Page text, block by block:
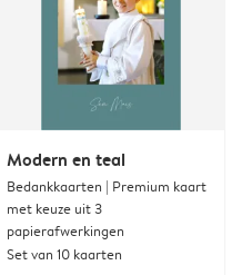
Modern en teal
Bedankkaarten | Premium kaart
met keuze uit 3
papierafwerkingen
Set van 10 kaarten